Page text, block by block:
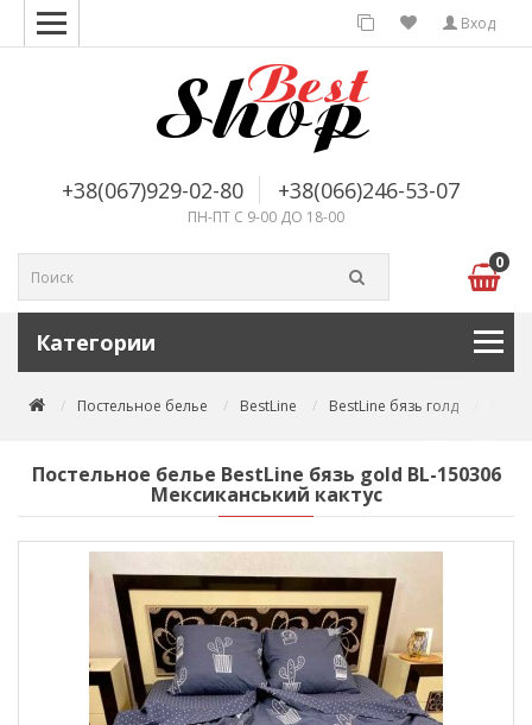
Вход
+38(067)929-02-80 +38(066)246-53-07
ПН-ПТ С 9-00 ДО 18-00
0
Категории
Постельное белье BestLine BestLine бязь голд
Постельное белье BestLine бязь gold BL-150306
Мексиканський кактус